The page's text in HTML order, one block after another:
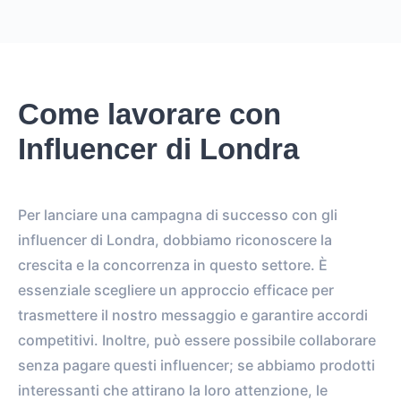
Come lavorare con
Influencer di Londra
Per lanciare una campagna di successo con gli
influencer di Londra, dobbiamo riconoscere la
crescita e la concorrenza in questo settore. È
essenziale scegliere un approccio efficace per
trasmettere il nostro messaggio e garantire accordi
competitivi. Inoltre, può essere possibile collaborare
senza pagare questi influencer; se abbiamo prodotti
interessanti che attirano la loro attenzione, le